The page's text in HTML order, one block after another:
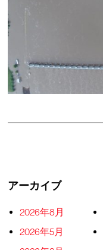
アーカイブ
2026年8月
2026年5月